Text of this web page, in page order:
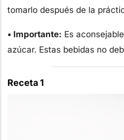
tomarlo después de la
• Importante: Es
azúcar. Estas bebidas no
Receta 1